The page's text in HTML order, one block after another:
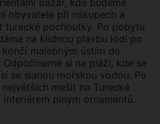
bazar, kde budeme
obyvatele při nákupech a
turecké pochoutky. Po pobytu
na klidnou plavbu lodí po
malebným ústím do
si na pláži, kde se
se slanou mořskou vodou. Po
mešit na Turecké
plným ornamentů.